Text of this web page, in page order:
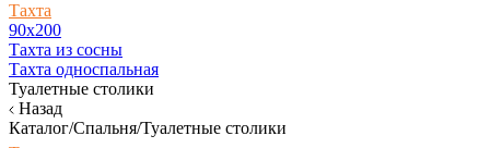
Тахта
90х200
Тахта из сосны
Тахта односпальная
Туалетные столики
Назад
Каталог/Спальня/Туалетные столики